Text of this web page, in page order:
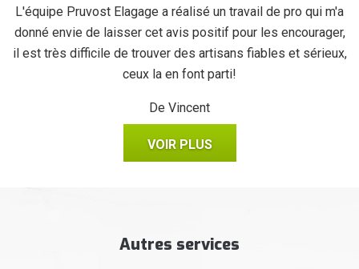
L'équipe Pruvost Elagage a réalisé un travail de pro qui m'a
donné envie de laisser cet avis positif pour les encourager,
il est très difficile de trouver des artisans fiables et sérieux,
ceux la en font parti!
De Vincent
VOIR PLUS
Autres services